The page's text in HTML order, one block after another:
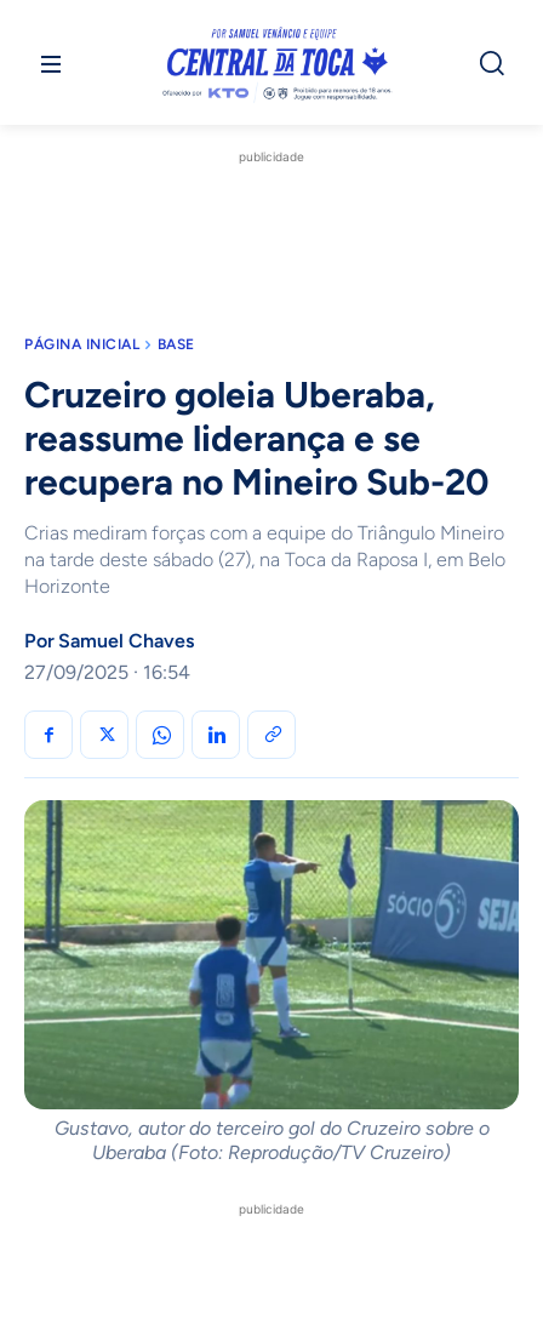
publicidade
PÁGINA INICIAL BASE
Cruzeiro goleia Uberaba,
reassume liderança e se
recupera no Mineiro Sub-20
Crias mediram forças com a equipe do Triângulo Mineiro
na tarde deste sábado (27), na Toca da Raposa I, em Belo
Horizonte
Por Samuel Chaves
27/09/2025 · 16:54
Gustavo, autor do terceiro gol do Cruzeiro sobre o
Uberaba (Foto: Reprodução/TV Cruzeiro)
publicidade